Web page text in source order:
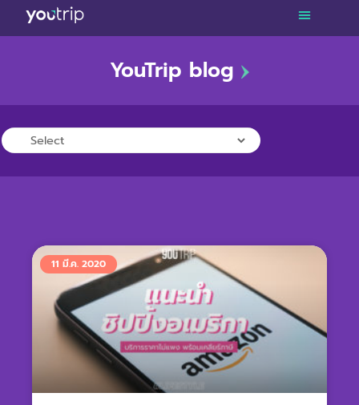
YouTrip blog
11 มี.ค. 2020